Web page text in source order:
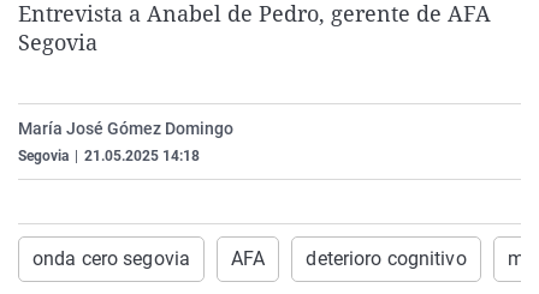
La rosa de los vientos
Como el perro y el
Caso
Equipo de
Extremadura
La Rioja
País Vasco
Virales
Elecciones
Entrevista a Anabel de Pedro, gerente de AFA
Segovia
María José Gómez Domingo
Segovia 21.05.2025 14:18
onda cero segovia AFA deterioro cognitivo